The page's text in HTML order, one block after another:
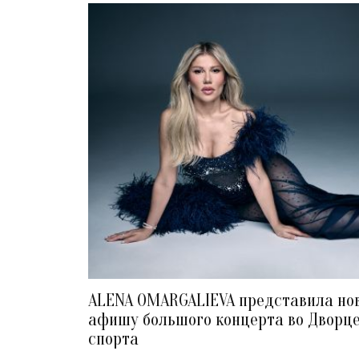
ALENA OMARGALIEVA представила
афишу большого концерта во
спорта